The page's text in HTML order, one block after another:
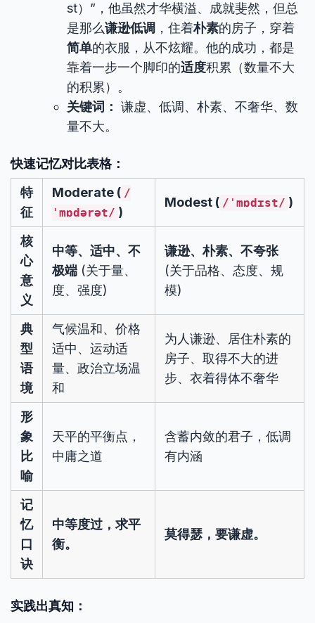
st）”，他虽然才华横溢、成就斐然，但总
是那么谦逊低调 ，住着朴素的房子，穿着
简单的衣服，从不炫耀。他的成功，都是
靠着一步一个脚印的适度积累（数量不大
的积累）。
关键词： 谦虚、低调、朴素、不奢华、数
量不大。
快速记忆对比表格：
特
征
Moderate ( /
ˈmɒdərət/ )
Modest ( /ˈmɒdɪst/ )
核
心
意
义
中等、适中、不
极端 (关于量、
度、强度)
谦逊、朴素、不夸张
(关于品格、态度、规
模)
典
型
语
境
气候温和、价格
适中、运动适
量、政治立场温
和
为人谦逊、居住朴素的
房子、取得不大的进
步、衣着得体不奢华
形
象
比
喻
天平的平衡点，
中庸之道
含蓄内敛的君子，低调
有内涵
记
忆
口
诀
中等度过，求平
衡。
莫得瑟，要谦虚。
实践出真知：